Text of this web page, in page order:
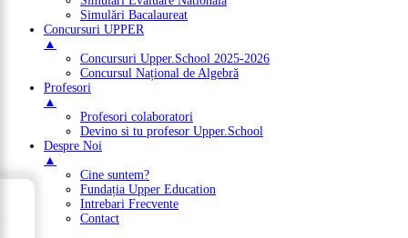
Simulări Bacalaureat
Concursuri UPPER
▲
Concursuri Upper.School 2025-2026
Concursul Național de Algebră
Profesori
▲
Profesori colaboratori
Devino si tu profesor Upper.School
Despre Noi
▲
Cine suntem?
Fundația Upper Education
Intrebari Frecvente
Contact